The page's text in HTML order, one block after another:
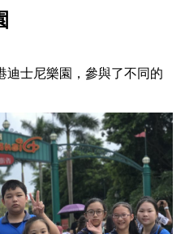
迪士尼樂園，參與了不同的